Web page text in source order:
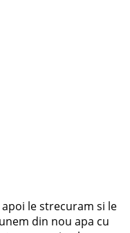
le strecuram si le
din nou apa cu